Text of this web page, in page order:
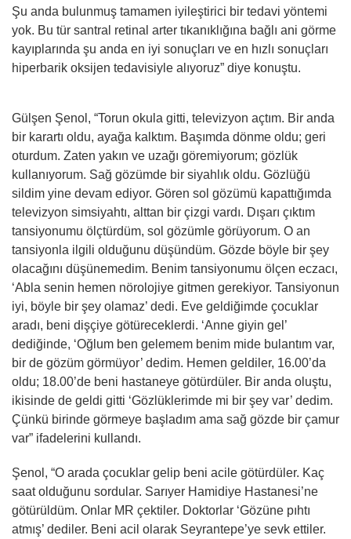
Şu anda bulunmuş tamamen iyileştirici bir tedavi yöntemi
yok. Bu tür santral retinal arter tıkanıklığına bağlı ani görme
kayıplarında şu anda en iyi sonuçları ve en hızlı sonuçları
hiperbarik oksijen tedavisiyle alıyoruz” diye konuştu.
Gülşen Şenol, “Torun okula gitti, televizyon açtım. Bir anda
bir karartı oldu, ayağa kalktım. Başımda dönme oldu; geri
oturdum. Zaten yakın ve uzağı göremiyorum; gözlük
kullanıyorum. Sağ gözümde bir siyahlık oldu. Gözlüğü
sildim yine devam ediyor. Gören sol gözümü kapattığımda
televizyon simsiyahtı, alttan bir çizgi vardı. Dışarı çıktım
tansiyonumu ölçtürdüm, sol gözümle görüyorum. O an
tansiyonla ilgili olduğunu düşündüm. Gözde böyle bir şey
olacağını düşünemedim. Benim tansiyonumu ölçen eczacı,
‘Abla senin hemen nörolojiye gitmen gerekiyor. Tansiyonun
iyi, böyle bir şey olamaz’ dedi. Eve geldiğimde çocuklar
aradı, beni dişçiye götüreceklerdi. ‘Anne giyin gel’
dediğinde, ‘Oğlum ben gelemem benim mide bulantım var,
bir de gözüm görmüyor’ dedim. Hemen geldiler, 16.00’da
oldu; 18.00’de beni hastaneye götürdüler. Bir anda oluştu,
ikisinde de geldi gitti ‘Gözlüklerimde mi bir şey var’ dedim.
Çünkü birinde görmeye başladım ama sağ gözde bir çamur
var” ifadelerini kullandı.
Şenol, “O arada çocuklar gelip beni acile götürdüler. Kaç
saat olduğunu sordular. Sarıyer Hamidiye Hastanesi’ne
götürüldüm. Onlar MR çektiler. Doktorlar ‘Gözüne pıhtı
atmış’ dediler. Beni acil olarak Seyrantepe’ye sevk ettiler.